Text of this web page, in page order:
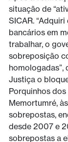
situação de
SICAR.
bancários em
trabalhar, o
sobreposição
homologadas”,
Justiça o
Porquinhos
Memortumré,
sobrepostas,
desde 2007 e
sobrepostas a